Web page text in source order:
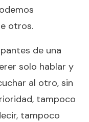
otros.
de una
solo hablar y
al otro, sin
tampoco
tampoco